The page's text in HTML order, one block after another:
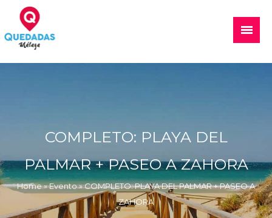
content
Quedadas, excursiones, eventos
Main
Menu
COMPLETO: PLAYA DEL
PALMAR + PASEO A ZAHORA
Home»Evento»COMPLETO: PLAYA DEL PALMAR + PASEO A
ZAHORA